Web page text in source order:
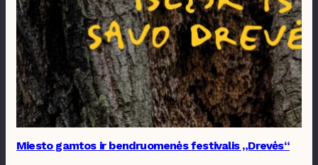
Miesto gamtos ir bendruomenės festivalis „Drevės“